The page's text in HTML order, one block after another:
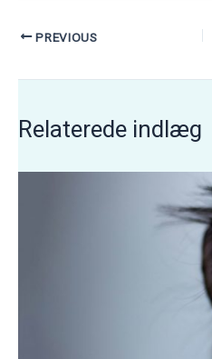
PREVIOUS
Relaterede indlæg